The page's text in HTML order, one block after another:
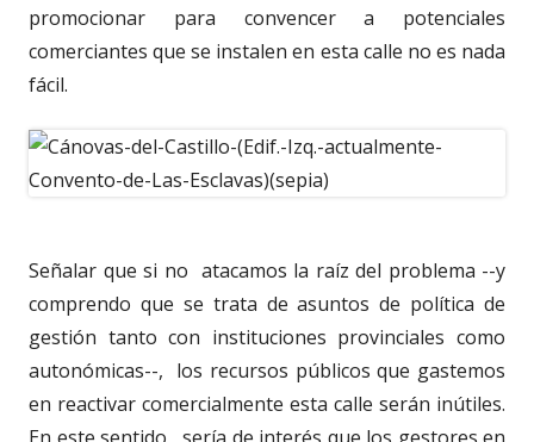
promocionar para convencer a potenciales
comerciantes que se instalen en esta calle no es nada
fácil.
Señalar que si no atacamos la raíz del problema --y
comprendo que se trata de asuntos de política de
gestión tanto con instituciones provinciales como
autonómicas--, los recursos públicos que gastemos
en reactivar comercialmente esta calle serán inútiles.